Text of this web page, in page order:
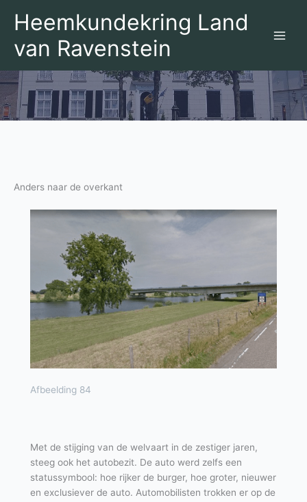
naar
inhoud
Heemkundekring Land
van Ravenstein
Anders naar de overkant
Afbeelding 84
Met de stijging van de welvaart in de zestiger jaren,
steeg ook het autobezit. De auto werd zelfs een
statussymbool: hoe rijker de burger, hoe groter, nieuwer
en exclusiever de auto. Automobilisten trokken er op de